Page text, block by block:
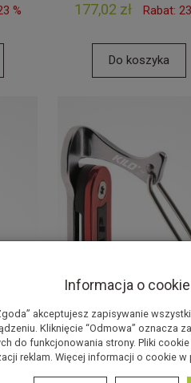
% 177,02 zł Rabat:
Do koszyka
Informacja o
akceptujesz zapisywanie
Kliknięcie “Odmowa” oznacza
do funkcjonowania strony. Pliki cookie
reklam. Więcej informacji o cookie w